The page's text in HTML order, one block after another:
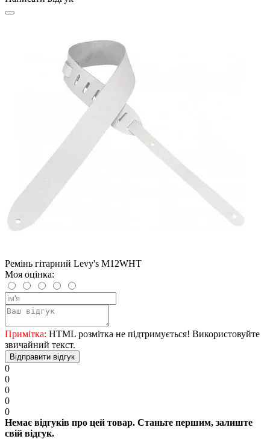
Ремінь гітарний Levy's M12WHT
Моя оцінка:
Примітка: HTML розмітка не підтримується! Використовуйте
звичайний текст.
Відправити відгук
0
0
0
0
0
Немає відгуків про цей товар. Станьте першим, залиште
свій відгук.